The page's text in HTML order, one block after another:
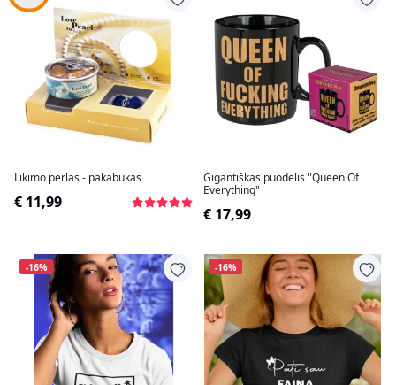
Likimo perlas - pakabukas
€ 11,99
Gigantiškas puodelis "Queen Of
Everything"
€ 17,99
-16% -16%